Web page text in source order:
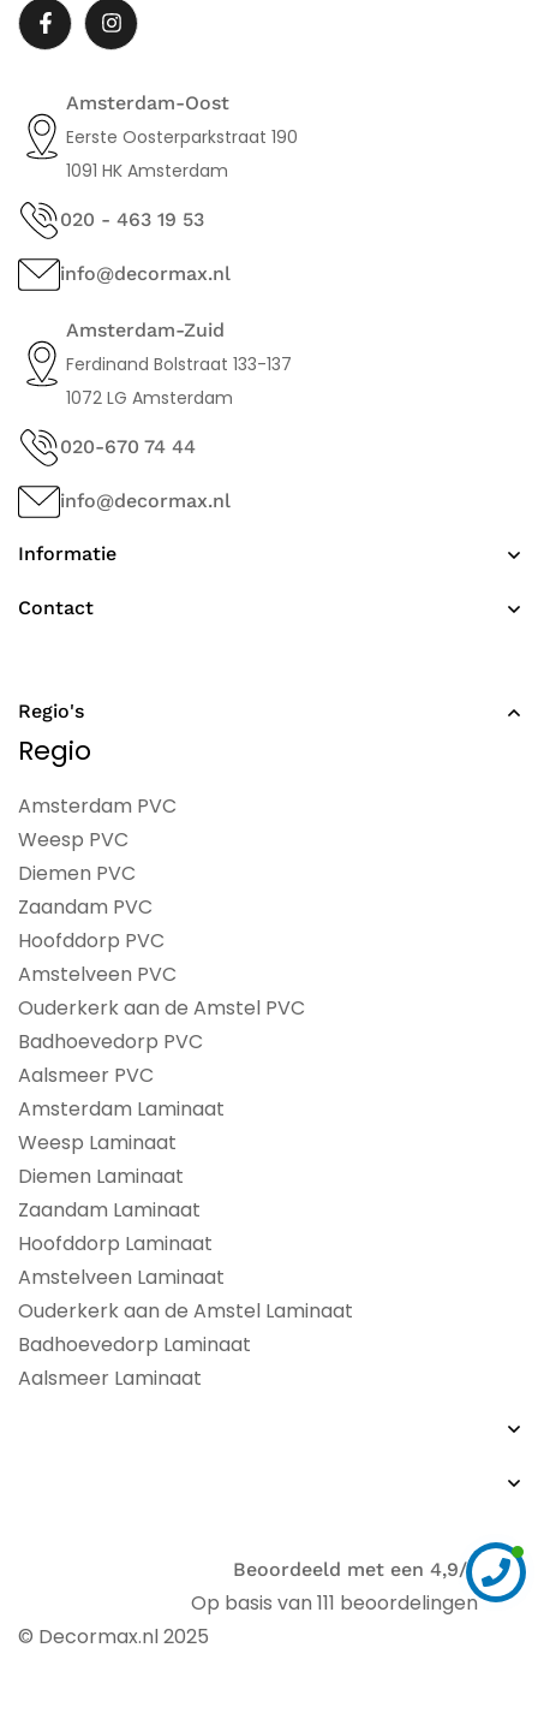
Amsterdam-Oost
Eerste Oosterparkstraat 190
1091 HK Amsterdam
020 - 463 19 53
info@decormax.nl
Informatie
Contact
Amsterdam-Zuid
Ferdinand Bolstraat 133-137
1072 LG Amsterdam
020-670 74 44
info@decormax.nl
Regio's
Regio
Amsterdam PVC
Weesp PVC
Diemen PVC
Zaandam PVC
Hoofddorp PVC
Amstelveen PVC
Ouderkerk aan de Amstel PVC
Badhoevedorp PVC
Aalsmeer PVC
Amsterdam Laminaat
Weesp Laminaat
Diemen Laminaat
Zaandam Laminaat
Hoofddorp Laminaat
Amstelveen Laminaat
Ouderkerk aan de Amstel Laminaat
Badhoevedorp Laminaat
Aalsmeer Laminaat
© Decormax.nl 2025
Beoordeeld met een 4,9/5
Op basis van 111 beoordelingen